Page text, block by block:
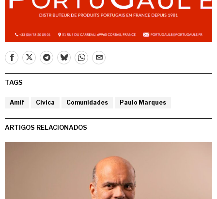
TAGS
Amif Civica Comunidades Paulo Marques
ARTIGOS RELACIONADOS